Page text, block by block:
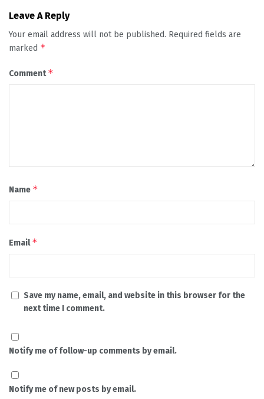
Leave A Reply
Your email address will not be published. Required fields are
marked *
Comment*
Name *
Email*
Save my name, email, and website in this browser for the
next time I comment.
Notify me of follow-up comments by email.
Notify me of new posts by email.